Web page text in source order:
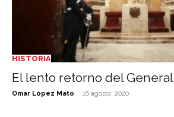
HISTORIA
El lento retorno del General
Omar López Mato - 16 agosto, 2020